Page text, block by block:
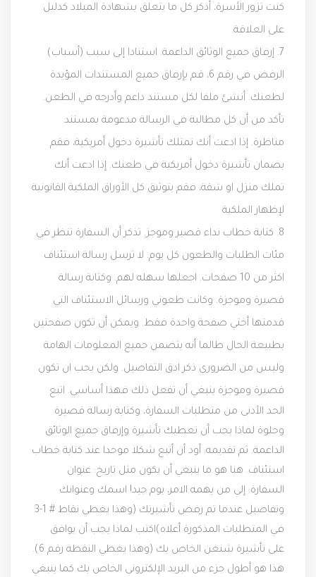
كنت تزور الأسرة، أذكر كل ما يتعلق بشهادة الميلاد كدليل
على العلاقة.
7. إرفاق جميع الوثائق الداعمة. استنادا إلى سبب (أسباب)
الرفض في رقم 6، قم بإرفاق جميع المستندات المؤيدة
لطعنك. أنشئ ملفا لكل مستند داعم وأدرجه في الطعن.
تأكد من أن كل مطالبة في الرسالة مدعومة بمستند
مناظرة. إذا ادعت أنك تمتلك تأشيرة دخول أمريكية، فقم
بضمان تأشيرة دخول أمريكية في طعنك. إذا ادعت أنك
تملك منزل او شقة، فقم بتوثيق كل الأوراق الملكية القانونية
لإظهار الملكية
8. كتابة خطاب نداء قصير وموجز. تذكر أن السفارة تنظر في
مئات الطلبات والطعون كل يوم. لا ترسل رسالة استئناف
اكثر من 10 صفحات. اجعلها سهله لهم. وكتابة رسالة
قصيرة وموجزة. وكانت طعوني ورسائل الاستئناف التي
قدمتها أختي صفحة واحدة فقط. ويمكن أن تكون صفحتين
بطبيعة الحال طالما أنه يتضمن جميع المعلومات الهامة
وليس من الضروري ذكر ادق التفاصيل. ولكن يجب ان تكون
قصيرة وموجزة ينبغي أن تفعل ذلك فهذا أساسي. اتبع
الحد الأدنى من متطلبات السفارة، وكتابة رسالة قصيرة
وحلوة لماذا يجب أن تعطيك تأشيرة وإرفاق جميع الوثائق
الداعمة. ثم تقديمه. أود أن أتبع شكلا موحدا عند كتابة خطاب
استئناف. هنا هو ما ينبغي أن يكون مثل تاريخ: عنوان
السفارة: إلي من يهمه الامر، يوم جيد! اسمك وعنوانك
وتفاصيل عندما تم رفض تأشيرتك (وهذا يغطي نقاط # 1-3
في المتطلبات المذكورة أعلاه)اكتب لماذا يجب أن يوافق
على تأشيرة شنغن الخاص بك (وهذا يغطي النقطة رقم 6).
هذا هو أطول جزء من البريد الإلكتروني الخاص بك كما ينبغي